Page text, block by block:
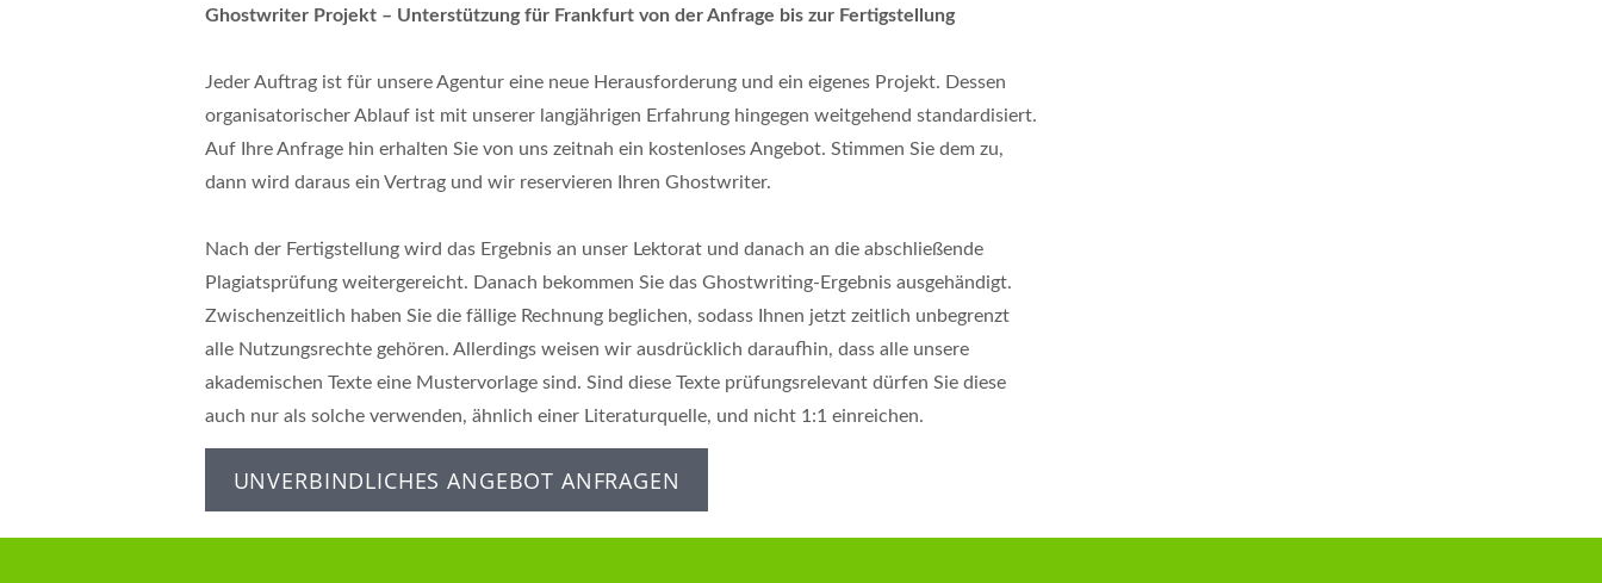
Ghostwriter Projekt – Unterstützung für Frankfurt von der Anfrage bis zur Fertigstellung
Jeder Auftrag ist für unsere Agentur eine neue Herausforderung und ein eigenes Projekt. Dessen
organisatorischer Ablauf ist mit unserer langjährigen Erfahrung hingegen weitgehend standardisiert.
Auf Ihre Anfrage hin erhalten Sie von uns zeitnah ein kostenloses Angebot. Stimmen Sie dem zu,
dann wird daraus ein Vertrag und wir reservieren Ihren Ghostwriter.
Nach der Fertigstellung wird das Ergebnis an unser Lektorat und danach an die abschließende
Plagiatsprüfung weitergereicht. Danach bekommen Sie das Ghostwriting-Ergebnis ausgehändigt.
Zwischenzeitlich haben Sie die fällige Rechnung beglichen, sodass Ihnen jetzt zeitlich unbegrenzt
alle Nutzungsrechte gehören. Allerdings weisen wir ausdrücklich daraufhin, dass alle unsere
akademischen Texte eine Mustervorlage sind. Sind diese Texte prüfungsrelevant dürfen Sie diese
auch nur als solche verwenden, ähnlich einer Literaturquelle, und nicht 1:1 einreichen.
UNVERBINDLICHES ANGEBOT ANFRAGEN